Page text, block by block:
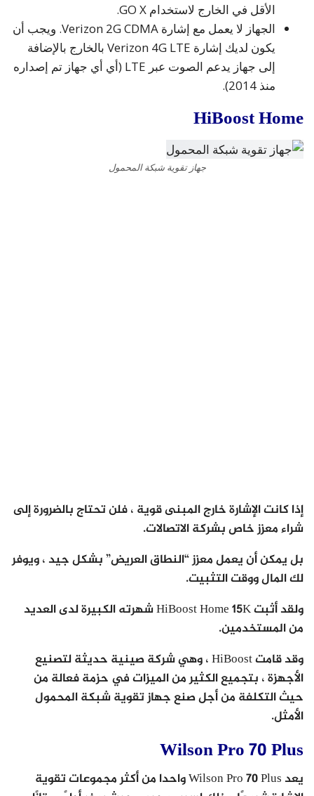
الأقل في الخارج لاستخدام GO X.
الجهاز لا يعمل مع إشارة Verizon 2G CDMA. ويجب أن
يكون لديك إشارة Verizon 4G LTE بالخارج بالإضافة
إلى جهاز يدعم الصوت عبر LTE (أي أي جهاز تم إصداره
منذ 2014).
HiBoost Home
جهاز تقوية شبكة المحمول
إذا كانت الإشارة خارج المبنى قوية ، فلن تحتاج بالضرورة إلى
شراء معزز خاص بشركة الاتصالات.
بل يمكن أن يعمل معزز “النطاق العريض” بشكل جيد ، ويوفر
لك المال ووقت التثبيت.
ولقد أثبت HiBoost Home 15K شهرته الكبيرة لدى العديد
من المستخدمين.
وقد قامت HiBoost ، وهي شركة صينية حديثة لتصنيع
الأجهزة ، بتجميع الكثير من الميزات في حزمة فعالة من
حيث التكلفة من أجل صنع جهاز تقوية شبكة المحمول
الأمثل.
Wilson Pro 70 Plus
يعد Wilson Pro 70 Plus واحدا من أكثر مجموعات تقوية